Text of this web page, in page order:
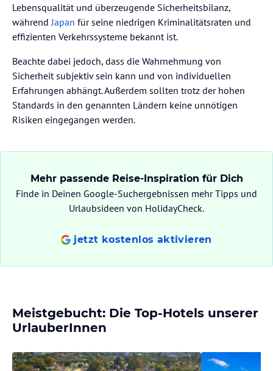
Lebensqualität und überzeugende Sicherheitsbilanz,
während Japan für seine niedrigen Kriminalitätsraten und
effizienten Verkehrssysteme bekannt ist.
Beachte dabei jedoch, dass die Wahrnehmung von
Sicherheit subjektiv sein kann und von individuellen
Erfahrungen abhängt. Außerdem sollten trotz der hohen
Standards in den genannten Ländern keine unnötigen
Risiken eingegangen werden.
Mehr passende Reise-Inspiration für Dich
Finde in Deinen Google-Suchergebnissen mehr Tipps und
Urlaubsideen von HolidayCheck.
jetzt kostenlos aktivieren
Meistgebucht: Die Top-Hotels unserer
UrlauberInnen